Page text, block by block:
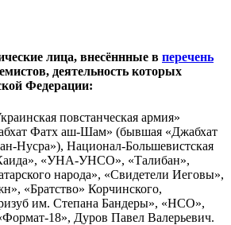
лица, внесённные в перечень
деятельность которых
Федерации:
повстанческая армия»
Фатх аш-Шам» (бывшая «Джабхат
Нусра»), Национал-Большевистская
«УНА-УНСО», «Талибан»,
народа», «Свидетели Иеговы»,
«Братство» Корчинского,
им. Степана Бандеры», «НСО»,
18», Дуров Павел Валерьевич.